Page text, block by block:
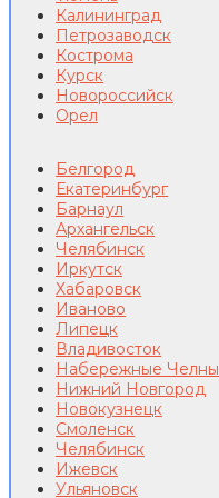
Калининград
Петрозаводск
Кострома
Курск
Новороссийск
Орел
Белгород
Екатеринбург
Барнаул
Архангельск
Челябинск
Иркутск
Хабаровск
Иваново
Липецк
Владивосток
Набережные Челны
Нижний Новгород
Новокузнецк
Смоленск
Челябинск
Ижевск
Ульяновск